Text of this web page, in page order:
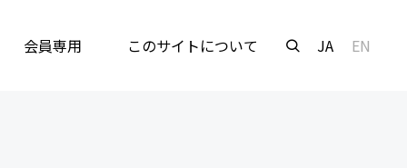
会員専用 このサイトについて JA EN